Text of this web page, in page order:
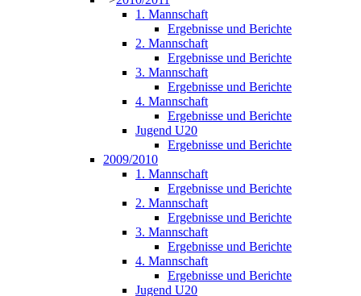
1. Mannschaft
Ergebnisse und Berichte
2. Mannschaft
Ergebnisse und Berichte
3. Mannschaft
Ergebnisse und Berichte
4. Mannschaft
Ergebnisse und Berichte
Jugend U20
Ergebnisse und Berichte
2009/2010
1. Mannschaft
Ergebnisse und Berichte
2. Mannschaft
Ergebnisse und Berichte
3. Mannschaft
Ergebnisse und Berichte
4. Mannschaft
Ergebnisse und Berichte
Jugend U20